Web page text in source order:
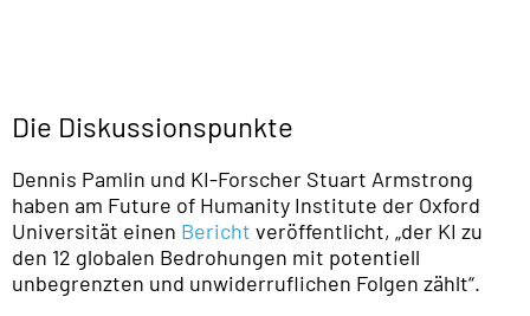
Die Diskussionspunkte
Dennis Pamlin und KI-Forscher Stuart Armstrong
haben am Future of Humanity Institute der Oxford
Universität einen Bericht veröffentlicht, „der KI zu
den 12 globalen Bedrohungen mit potentiell
unbegrenzten und unwiderruflichen Folgen zählt“.